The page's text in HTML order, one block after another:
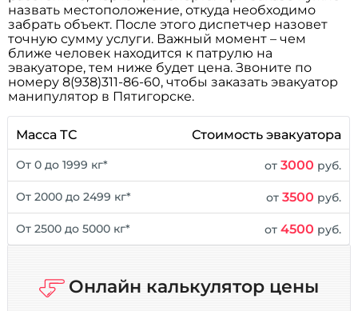
назвать местоположение, откуда необходимо
забрать объект. После этого диспетчер назовет
точную сумму услуги. Важный момент – чем
ближе человек находится к патрулю на
эвакуаторе, тем ниже будет цена. Звоните по
номеру 8(938)311-86-60, чтобы заказать эвакуатор
манипулятор в Пятигорске.
Масса ТС Стоимость эвакуатора
От 0 до 1999 кг* от3000 руб.
От 2000 до 2499 кг* от3500 руб.
От 2500 до 5000 кг* от4500 руб.
Онлайн калькулятор цены